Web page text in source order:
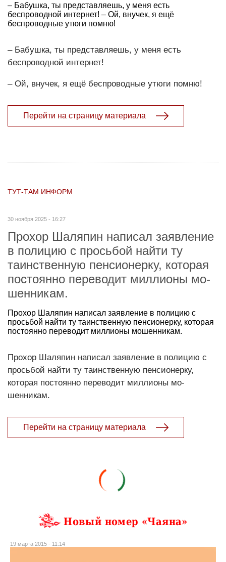
– Бабушка, ты представляешь, у меня есть
беспроводной интернет! – Ой, внучек, я ещё
беспроводные утюги помню!
– Бабушка, ты представляешь, у меня есть
беспроводной интернет!
– Ой, внучек, я ещё беспроводные утюги помню!
Перейти на страницу материала
ТУТ-ТАМ ИНФОРМ
30 ноября 2025 - 16:27
Прохор Шаляпин написал заяв­ление
в полицию с просьбой найти ту
таинственную пенсионерку, которая
постоянно переводит миллионы мо­
шенникам.
Прохор Шаляпин написал заяв­ление в полицию с
просьбой найти ту таинственную пенсионерку, которая
постоянно переводит миллионы мо­шенникам.
Прохор Шаляпин написал заяв­ление в полицию с
просьбой найти ту таинственную пенсионерку,
которая постоянно переводит миллионы мо­
шенникам.
Перейти на страницу материала
Новый номер «Чаяна»
19 марта 2015 - 11:14